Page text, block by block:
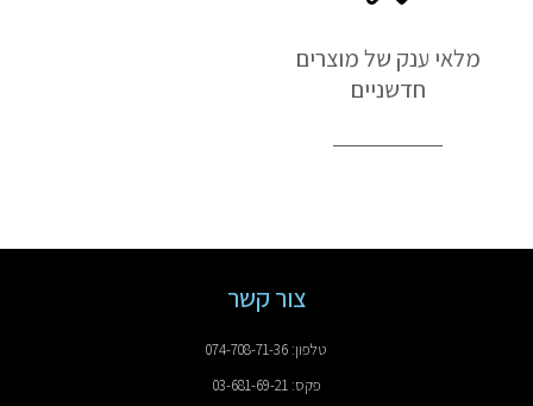
מלאי ענק של מוצרים
חדשניים
צור קשר
טלפון: 074-708-71-36
פקס: 03-681-69-21